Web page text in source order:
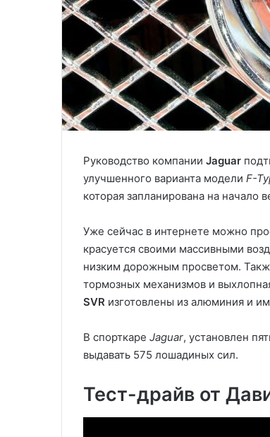
Руководство компании Jaguar
улучшенного варианта модели F-
которая запланирована на начало
Уже сейчас в интернете можно
красуется своими массивными
низким дорожным просветом.
тормозных механизмов и
SVR изготовлены из алюминия и
В спорткаре Jaguar, установлен
выдавать 575 лошадиных сил.
Тест-драйв от